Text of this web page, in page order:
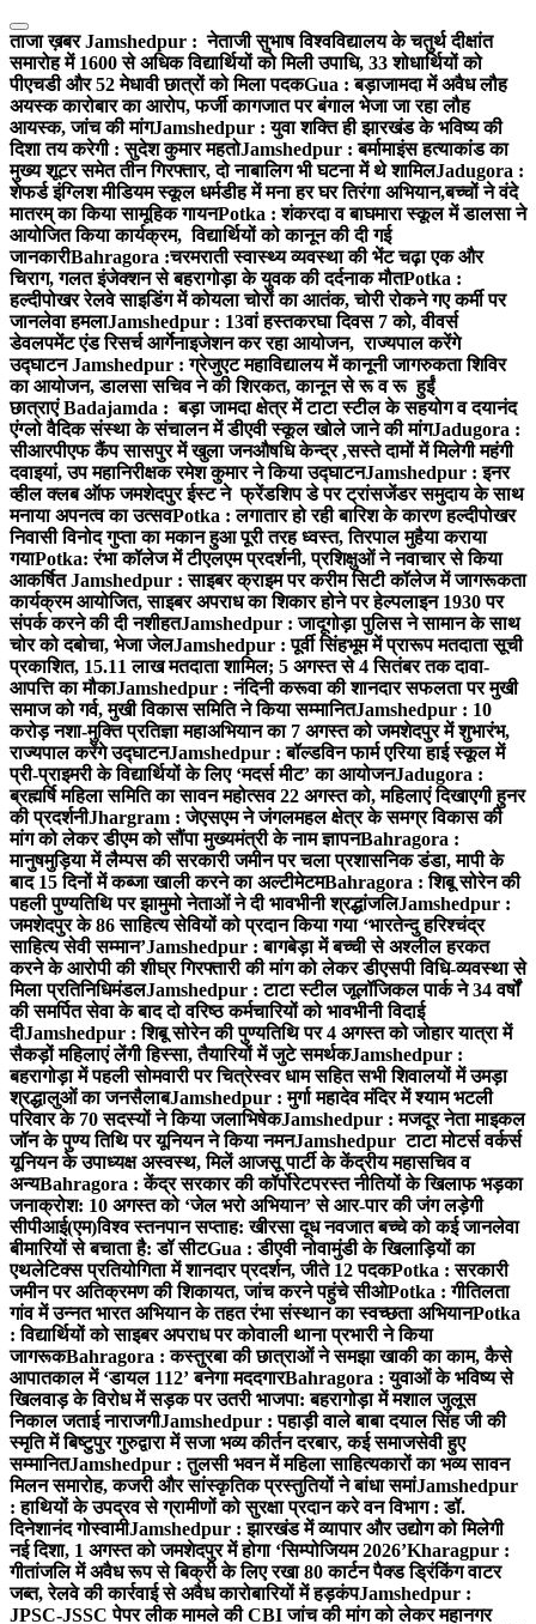
Skip
to
content
ताजा ख़बरJamshedpur : नेताजी सुभाष विश्वविद्यालय के चतुर्थ दीक्षांत
समारोह में 1600 से अधिक विद्यार्थियों को मिली उपाधि, 33 शोधार्थियों को
पीएचडी और 52 मेधावी छात्रों को मिला पदकGua : बड़ाजामदा में अवैध लौह
अयस्क कारोबार का आरोप, फर्जी कागजात पर बंगाल भेजा जा रहा लौह
आयस्क, जांच की मांगJamshedpur : युवा शक्ति ही झारखंड के भविष्य की
दिशा तय करेगी : सुदेश कुमार महतोJamshedpur : बर्मामाइंस हत्याकांड का
मुख्य शूटर समेत तीन गिरफ्तार, दो नाबालिग भी घटना में थे शामिलJadugora :
शेफर्ड इंग्लिश मीडियम स्कूल धर्मडीह में मना हर घर तिरंगा अभियान,बच्चों ने वंदे
मातरम् का किया सामूहिक गायनPotka : शंकरदा व बाघमारा स्कूल में डालसा ने
आयोजित किया कार्यक्रम, विद्यार्थियों को कानून की दी गई
जानकारीBahragora :चरमराती स्वास्थ्य व्यवस्था की भेंट चढ़ा एक और
चिराग, गलत इंजेक्शन से बहरागोड़ा के युवक की दर्दनाक मौतPotka :
हल्दीपोखर रेलवे साइडिंग में कोयला चोरों का आतंक, चोरी रोकने गए कर्मी पर
जानलेवा हमलाJamshedpur : 13वां हस्तकरघा दिवस 7 को, वीवर्स
डेवलपमेंट एंड रिसर्च आर्गेनाइजेशन कर रहा आयोजन, राज्यपाल करेंगे
उद्घाटनJamshedpur : ग्रेजुएट महाविद्यालय में कानूनी जागरुकता शिविर
का आयोजन, डालसा सचिव ने की शिरकत, कानून से रू व रू हुईं
छात्राएंBadajamda : बड़ा जामदा क्षेत्र में टाटा स्टील के सहयोग व दयानंद
एंग्लो वैदिक संस्था के संचालन में डीएवी स्कूल खोले जाने की मांगJadugora :
सीआरपीएफ कैंप सासपुर में खुला जनऔषधि केन्द्र ,सस्ते दामों में मिलेगी महंगी
दवाइयां, उप महानिरीक्षक रमेश कुमार ने किया उद्घाटनJamshedpur : इनर
व्हील क्लब ऑफ जमशेदपुर ईस्ट ने फ्रेंडशिप डे पर ट्रांसजेंडर समुदाय के साथ
मनाया अपनत्व का उत्सवPotka : लगातार हो रही बारिश के कारण हल्दीपोखर
निवासी विनोद गुप्ता का मकान हुआ पूरी तरह ध्वस्त, तिरपाल मुहैया कराया
गयाPotka: रंभा कॉलेज में टीएलएम प्रदर्शनी, प्रशिक्षुओं ने नवाचार से किया
आकर्षितJamshedpur : साइबर क्राइम पर करीम सिटी कॉलेज में जागरूकता
कार्यक्रम आयोजित, साइबर अपराध का शिकार होने पर हेल्पलाइन 1930 पर
संपर्क करने की दी नशीहतJamshedpur : जादूगोड़ा पुलिस ने सामान के साथ
चोर को दबोचा, भेजा जेलJamshedpur : पूर्वी सिंहभूम में प्रारूप मतदाता सूची
प्रकाशित, 15.11 लाख मतदाता शामिल; 5 अगस्त से 4 सितंबर तक दावा-
आपत्ति का मौकाJamshedpur : नंदिनी करूवा की शानदार सफलता पर मुखी
समाज को गर्व, मुखी विकास समिति ने किया सम्मानितJamshedpur : 10
करोड़ नशा-मुक्ति प्रतिज्ञा महाअभियान का 7 अगस्त को जमशेदपुर में शुभारंभ,
राज्यपाल करेंगे उद्घाटनJamshedpur : बॉल्डविन फार्म एरिया हाई स्कूल में
प्री-प्राइमरी के विद्यार्थियों के लिए ‘मदर्स मीट’ का आयोजनJadugora :
ब्रह्मर्षि महिला समिति का सावन महोत्सव 22 अगस्त को, महिलाएं दिखाएगी हुनर
की प्रदर्शनीJhargram : जेएसएम ने जंगलमहल क्षेत्र के समग्र विकास की
मांग को लेकर डीएम को सौंपा मुख्यमंत्री के नाम ज्ञापनBahragora :
मानुषमुड़िया में लैम्पस की सरकारी जमीन पर चला प्रशासनिक डंडा, मापी के
बाद 15 दिनों में कब्जा खाली करने का अल्टीमेटमBahragora : शिबू सोरेन की
पहली पुण्यतिथि पर झामुमो नेताओं ने दी भावभीनी श्रद्धांजलिJamshedpur :
जमशेदपुर के 86 साहित्य सेवियों को प्रदान किया गया ‘भारतेन्दु हरिश्चंद्र
साहित्य सेवी सम्मान’Jamshedpur : बागबेड़ा में बच्ची से अश्लील हरकत
करने के आरोपी की शीघ्र गिरफ्तारी की मांग को लेकर डीएसपी विधि-व्यवस्था से
मिला प्रतिनिधिमंडलJamshedpur : टाटा स्टील जूलॉजिकल पार्क ने 34 वर्षों
की समर्पित सेवा के बाद दो वरिष्ठ कर्मचारियों को भावभीनी विदाई
दीJamshedpur : शिबू सोरेन की पुण्यतिथि पर 4 अगस्त को जोहार यात्रा में
सैकड़ों महिलाएं लेंगी हिस्सा, तैयारियों में जुटे समर्थकJamshedpur :
बहरागोड़ा में पहली सोमवारी पर चित्रेस्वर धाम सहित सभी शिवालयों में उमड़ा
श्रद्धालुओं का जनसैलाबJamshedpur : मुर्गा महादेव मंदिर में श्याम भटली
परिवार के 70 सदस्यों ने किया जलाभिषेकJamshedpur : मजदूर नेता माइकल
जॉन के पुण्य तिथि पर यूनियन ने किया नमनJamshedpur टाटा मोटर्स वर्कर्स
यूनियन के उपाध्यक्ष अस्वस्थ, मिलें आजसू पार्टी के केंद्रीय महासचिव व
अन्यBahragora : केंद्र सरकार की कॉर्पोरेटपरस्त नीतियों के खिलाफ भड़का
जनाक्रोश: 10 अगस्त को ‘जेल भरो अभियान’ से आर-पार की जंग लड़ेगी
सीपीआई(एम)विश्व स्तनपान सप्ताह: खीरसा दूध नवजात बच्चे को कई जानलेवा
बीमारियों से बचाता है: डॉ सीटGua : डीएवी नोवामुंडी के खिलाड़ियों का
एथलेटिक्स प्रतियोगिता में शानदार प्रदर्शन, जीते 12 पदकPotka : सरकारी
जमीन पर अतिक्रमण की शिकायत, जांच करने पहुंचे सीओPotka : गीतिलता
गांव में उन्नत भारत अभियान के तहत रंभा संस्थान का स्वच्छता अभियानPotka
: विद्यार्थियों को साइबर अपराध पर कोवाली थाना प्रभारी ने किया
जागरूकBahragora : कस्तुरबा की छात्राओं ने समझा खाकी का काम, कैसे
आपातकाल में ‘डायल 112’ बनेगा मददगारBahragora : युवाओं के भविष्य से
खिलवाड़ के विरोध में सड़क पर उतरी भाजपा: बहरागोड़ा में मशाल जुलूस
निकाल जताई नाराजगीJamshedpur : पहाड़ी वाले बाबा दयाल सिंह जी की
स्मृति में बिष्टुपुर गुरुद्वारा में सजा भव्य कीर्तन दरबार, कई समाजसेवी हुए
सम्मानितJamshedpur : तुलसी भवन में महिला साहित्यकारों का भव्य सावन
मिलन समारोह, कजरी और सांस्कृतिक प्रस्तुतियों ने बांधा समांJamshedpur
: हाथियों के उपद्रव से ग्रामीणों को सुरक्षा प्रदान करे वन विभाग : डॉ.
दिनेशानंद गोस्वामीJamshedpur : झारखंड में व्यापार और उद्योग को मिलेगी
नई दिशा, 1 अगस्त को जमशेदपुर में होगा ‘सिम्पोजियम 2026’Kharagpur :
गीतांजलि में अवैध रूप से बिक्री के लिए रखा 80 कार्टन पैक्ड ड्रिंकिंग वाटर
जब्त, रेलवे की कार्रवाई से अवैध कारोबारियों में हड़कंपJamshedpur :
JPSC-JSSC पेपर लीक मामले की CBI जांच की मांग को लेकर महानगर